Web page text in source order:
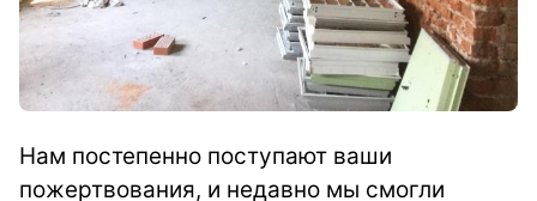
Нам постепенно поступают ваши
пожертвования, и недавно мы смогли